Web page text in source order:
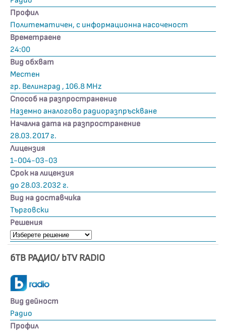
Профил
Политематичен, с информационна насоченост
Времетраене
24:00
Вид обхват
Местен
гр. Велинград , 106.8 MHz
Способ на разпространение
Наземно аналогово радиоразпръскване
Начална дата на разпространение
28.03.2017 г.
Лицензия
1-004-03-03
Срок на лицензия
до 28.03.2032 г.
Вид на доставчика
Търговски
Решения
бТВ РАДИО/ bTV RADIO
Вид дейност
Радио
Профил